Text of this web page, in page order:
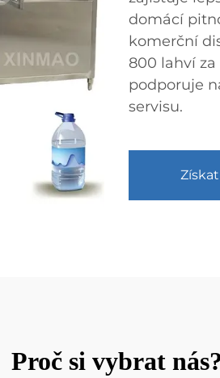
domácí
komerční
800 lahví
podporuje
servisu.
Proč si vybrat nás?